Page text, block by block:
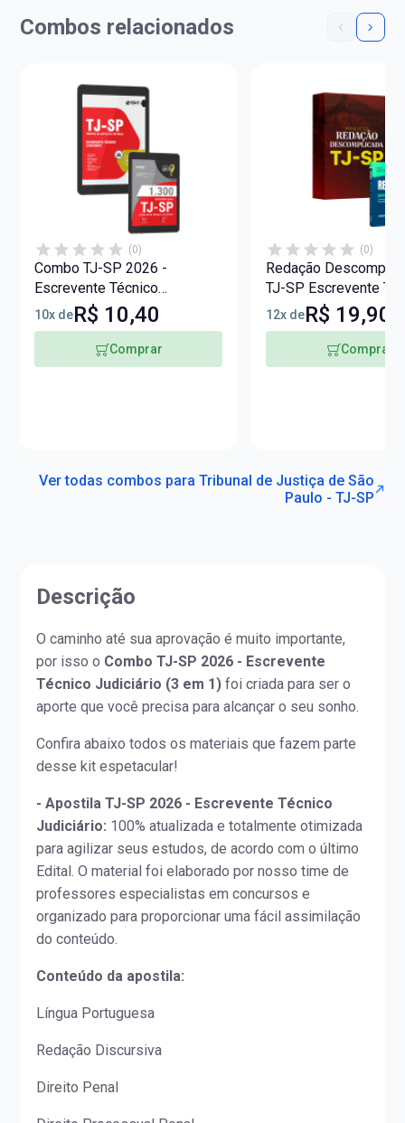
Combos relacionados
(0)
Combo TJ-SP 2026 -
Escrevente Técnico
Judiciário
10x deR$ 10,40
Comprar
(0)
Redação
TJ-SP Escrevente
Judiciário - Conteúdo
Correção + Livro
12x deR$ 19,90
Comprar
Ver todas combos para Tribunal de Justiça de São
Paulo - TJ-SP
Descrição
O caminho até sua aprovação é muito importante,
por isso o Combo TJ-SP 2026 - Escrevente
Técnico Judiciário (3 em 1) foi criada para ser o
aporte que você precisa para alcançar o seu sonho.
Confira abaixo todos os materiais que fazem parte
desse kit espetacular!
- Apostila TJ-SP 2026 - Escrevente Técnico
Judiciário: 100% atualizada e totalmente otimizada
para agilizar seus estudos, de acordo com o último
Edital. O material foi elaborado por nosso time de
professores especialistas em concursos e
organizado para proporcionar uma fácil assimilação
do conteúdo.
Conteúdo da apostila:
Língua Portuguesa
Redação Discursiva
Direito Penal